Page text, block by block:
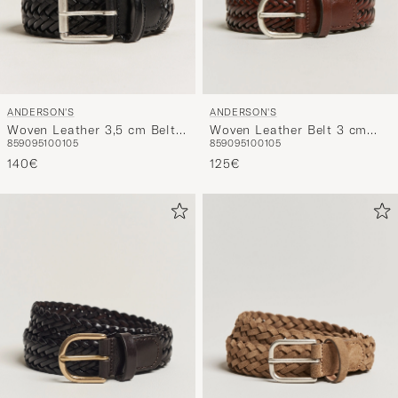
ANDERSON'S
Woven Leather 3,5 cm Belt
Tanned Black
859095100105
140€
ANDERSON'S
Woven Leather Belt 3 cm
Cognac
859095100105
125€